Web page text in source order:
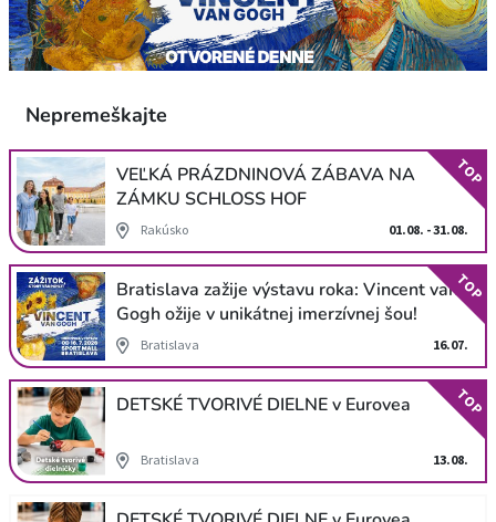
Nepremeškajte
VEĽKÁ PRÁZDNINOVÁ ZÁBAVA NA
ZÁMKU SCHLOSS HOF
Rakúsko 01.08. - 31.08.
TOP
Bratislava zažije výstavu roka: Vincent van
Gogh ožije v unikátnej imerzívnej šou!
Bratislava 16.07.
TOP
DETSKÉ TVORIVÉ DIELNE v Eurovea
Bratislava 13.08.
TOP